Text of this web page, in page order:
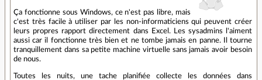
Ça fonctionne sous Windows, ce n'est pas libre, mais
c'est très facile à utiliser par les non-informaticiens qui peuvent créer
leurs propres rapport directement dans Excel. Les sysadmins l'aiment
aussi car il fonctionne très bien et ne tombe jamais en panne. Il tourne
tranquillement dans sa petite machine virtuelle sans jamais avoir besoin
de nous.
Toutes les nuits, une tache planifiée collecte les données dans